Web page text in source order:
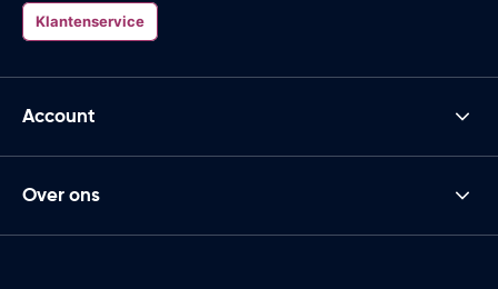
Klantenservice
Account
Over ons